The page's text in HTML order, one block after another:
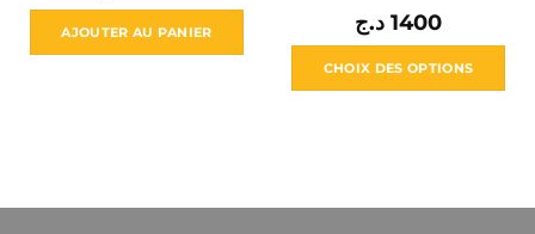
AJOUTER AU PANIER 1400 د.ج
CHOIX DES OPTIONS